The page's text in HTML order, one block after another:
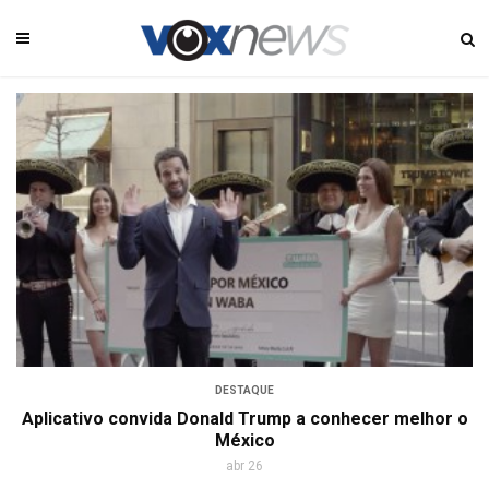
DESTAQUE
Aplicativo convida Donald Trump a conhecer melhor o
México
abr 26